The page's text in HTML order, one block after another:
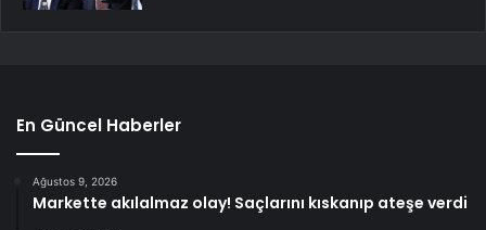
En Güncel Haberler
Ağustos 9, 2026
Markette akılalmaz olay! Saçlarını kıskanıp ateşe verdi